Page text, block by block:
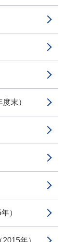
末）
）
年）